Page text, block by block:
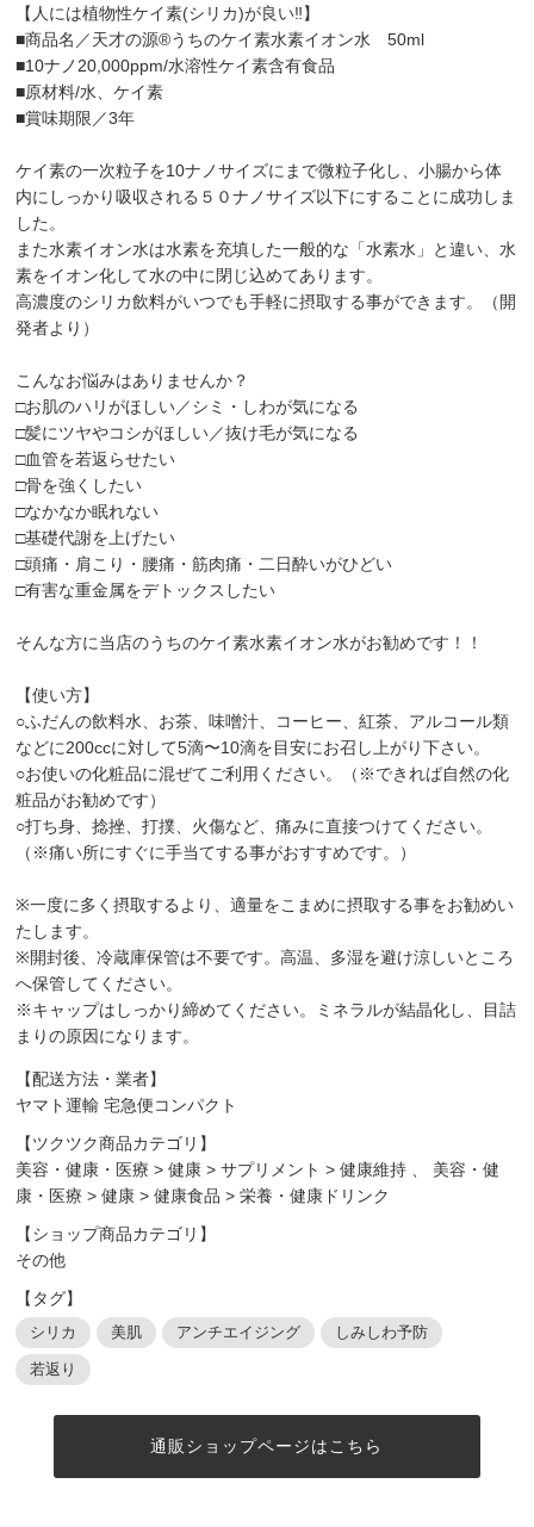
【人には植物性ケイ素(シリカ)が良い‼︎】
■商品名／天才の源®︎うちのケイ素水素イオン水 50ml
■10ナノ20,000ppm/水溶性ケイ素含有食品
■原材料/水、ケイ素
■賞味期限／3年
ケイ素の一次粒子を10ナノサイズにまで微粒子化し、小腸から体
内にしっかり吸収される５０ナノサイズ以下にすることに成功しま
した。
また水素イオン水は水素を充填した一般的な「水素水」と違い、水
素をイオン化して水の中に閉じ込めてあります。
高濃度のシリカ飲料がいつでも手軽に摂取する事ができます。（開
発者より）
こんなお悩みはありませんか？
□お肌のハリがほしい／シミ・しわが気になる
□髪にツヤやコシがほしい／抜け毛が気になる
□血管を若返らせたい
□骨を強くしたい
□なかなか眠れない
□基礎代謝を上げたい
□頭痛・肩こり・腰痛・筋肉痛・二日酔いがひどい
□有害な重金属をデトックスしたい
そんな方に当店のうちのケイ素水素イオン水がお勧めです！！
【使い方】
○ふだんの飲料水、お茶、味噌汁、コーヒー、紅茶、アルコール類
などに200ccに対して5滴〜10滴を目安にお召し上がり下さい。
○お使いの化粧品に混ぜてご利用ください。（※できれば自然の化
粧品がお勧めです）
○打ち身、捻挫、打撲、火傷など、痛みに直接つけてください。
（※痛い所にすぐに手当てする事がおすすめです。）
※一度に多く摂取するより、適量をこまめに摂取する事をお勧めい
たします。
※開封後、冷蔵庫保管は不要です。高温、多湿を避け涼しいところ
へ保管してください。
※キャップはしっかり締めてください。ミネラルが結晶化し、目詰
まりの原因になります。
【配送方法・業者】
ヤマト運輸 宅急便コンパクト
【ツクツク商品カテゴリ】
美容・健康・医療 >健康 >サプリメント >健康維持
美容・健
康・医療 >健康 >健康食品 >栄養・健康ドリンク
【ショップ商品カテゴリ】
その他
【タグ】
シリカ 美肌 アンチエイジング しみしわ予防
若返り
通販ショップページはこちら